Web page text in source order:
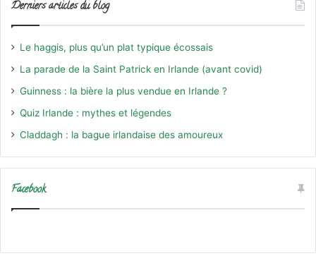
Derniers articles du blog
Le haggis, plus qu’un plat typique écossais
La parade de la Saint Patrick en Irlande (avant covid)
Guinness : la bière la plus vendue en Irlande ?
Quiz Irlande : mythes et légendes
Claddagh : la bague irlandaise des amoureux
Facebook